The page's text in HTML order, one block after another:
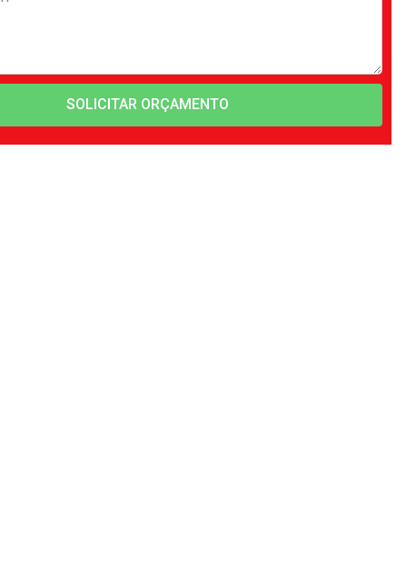
SOLICITAR ORÇAMENTO